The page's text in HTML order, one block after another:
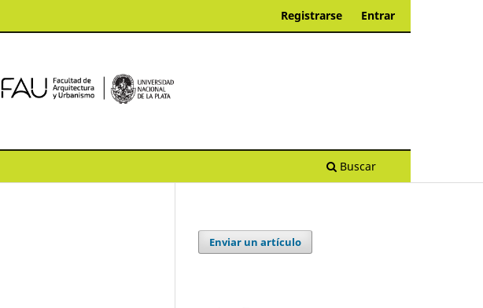
Buscar
Registrarse Entrar
Enviar un artículo